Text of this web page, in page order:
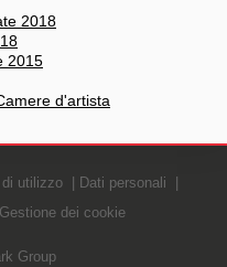
2018
2015
d'artista
utilizzo
Dati personali
Gestione dei cookie
Group